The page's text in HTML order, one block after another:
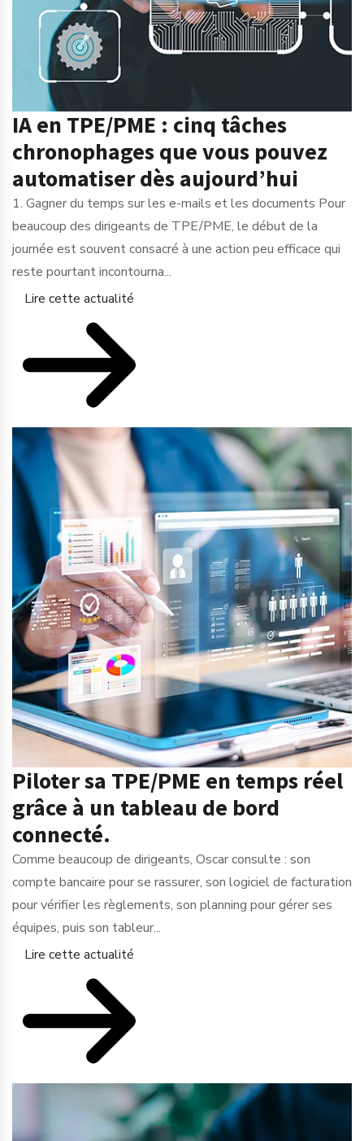
IA en TPE/PME : cinq tâches
chronophages que vous pouvez
automatiser dès aujourd’hui
1. Gagner du temps sur les e-mails et les documents Pour
beaucoup des dirigeants de TPE/PME, le début de la
journée est souvent consacré à une action peu efficace qui
reste pourtant incontourna...
Lire cette actualité
Piloter sa TPE/PME en temps réel
grâce à un tableau de bord
connecté.
Comme beaucoup de dirigeants, Oscar consulte : son
compte bancaire pour se rassurer, son logiciel de facturation
pour vérifier les règlements, son planning pour gérer ses
équipes, puis son tableur...
Lire cette actualité